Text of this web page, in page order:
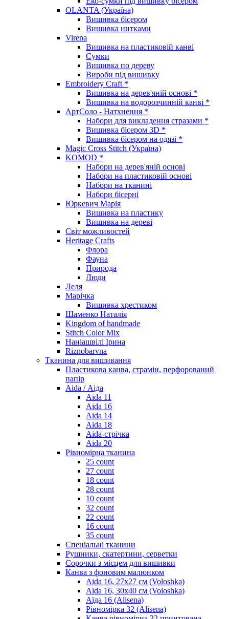
OLANTA (Україна)
Вишивка бісером
Вишивка нитками
Virena
Вишивка на пластиковій канві
Сумки
Вишивка по дереву
Вироби під вишивку
Embroidery Craft *
Вишивка на дерев'яній основі *
Вишивка на водорозчинній канві *
АртСоло - Натхнення *
Набори для викладення стразами *
Вишивка бісером 3D *
Вишивка бісером на одязі *
Magic Cross Stitch (Україна)
KOMOD *
Набори на дерев'яній основі
Набори на пластиковій основі
Набори на тканині
Набори бісерні
Юркевич Марія
Вишивка на пластику
Вишивка на дереві
Світ можливостей
Heritage Crafts
Флора
Фауна
Природа
Люди
Леля
Марічка
Вишивка хрестиком
Шаменко Наталія
Kingdom of handmade
Stitch Color Mix
Наніашвілі Ірина
Riznobarvna
Тканина для вишивання
Пластикова канва, страмін, перфорований
папір
Aida / Аіда
Aida 11
Aida 16
Aida 14
Aida 18
Aida-стрічка
Aida 20
Рівномірна тканина
25 count
27 count
18 count
28 count
10 count
32 count
22 count
16 count
35 count
Спеціальні тканини
Рушники, скатертини, серветки
Сорочки з місцем для вишивки
Канва з фоновим малюнком
Aida 16, 27х27 см (Voloshka)
Aida 16, 30х40 см (Voloshka)
Аїда 16 (Alisena)
Рівномірка 32 (Alisena)